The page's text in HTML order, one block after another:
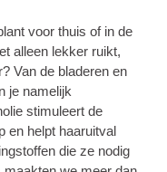
voor thuis of in de
alleen lekker ruikt,
Van de bladeren en
je namelijk
stimuleert de
en helpt haaruitval
die ze nodig